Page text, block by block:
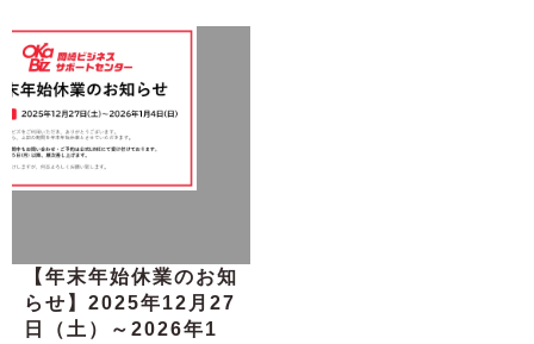
【年末年始休業のお知
らせ】2025年12月27
日（土）～2026年1